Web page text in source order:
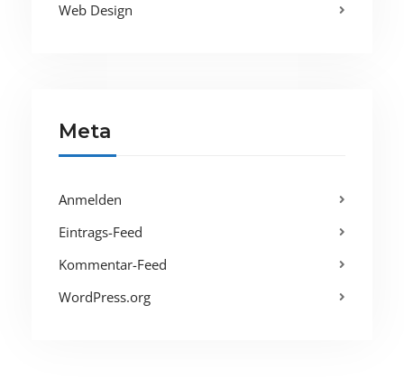
Web Design
Meta
Anmelden
Eintrags-Feed
Kommentar-Feed
WordPress.org